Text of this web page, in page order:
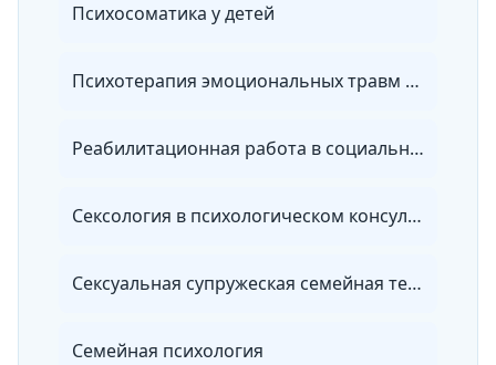
Психосоматика у детей
Психотерапия эмоциональных травм с помощью метода Ф. Шапиро
Реабилитационная работа в социальной сфере
Сексология в психологическом консультировании
Сексуальная супружеская семейная терапия
Семейная психология